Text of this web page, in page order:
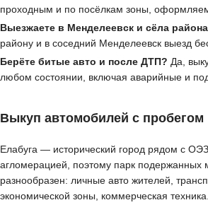
проходным и по посёлкам зоны,
Выезжаете в Менделеевск и сёла
району и в соседний Менделеевск выезд
Берёте битые авто и после ДТП? Да,
любом состоянии, включая аварийные и
Выкуп автомобилей с пробегом
Елабуга — исторический город рядом с
агломерацией, поэтому парк подержанных
разнообразен: личные авто жителей,
экономической зоны, коммерческая